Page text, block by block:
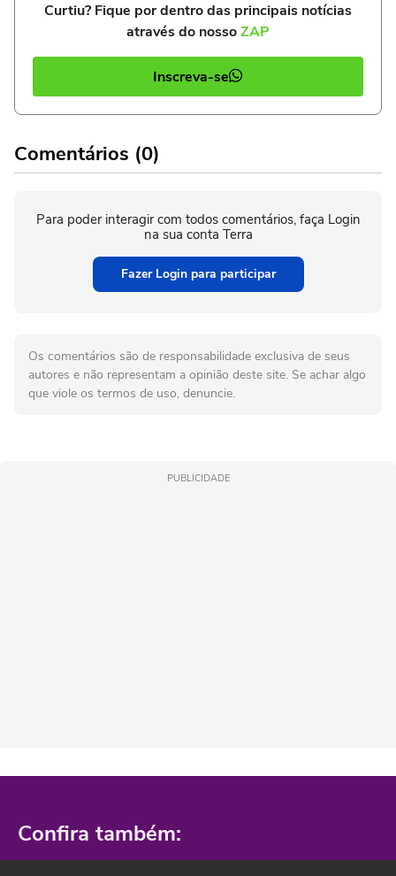
Curtiu? Fique por dentro das principais notícias
através do nossoZAP
Inscreva-se
Comentários (0)
Para poder interagir com todos comentários, faça Login
na sua conta Terra
Fazer Login para participar
Os comentários são de responsabilidade exclusiva de seus
autores e não representam a opinião deste site. Se achar algo
que viole os termos de uso, denuncie.
PUBLICIDADE
Confira também: